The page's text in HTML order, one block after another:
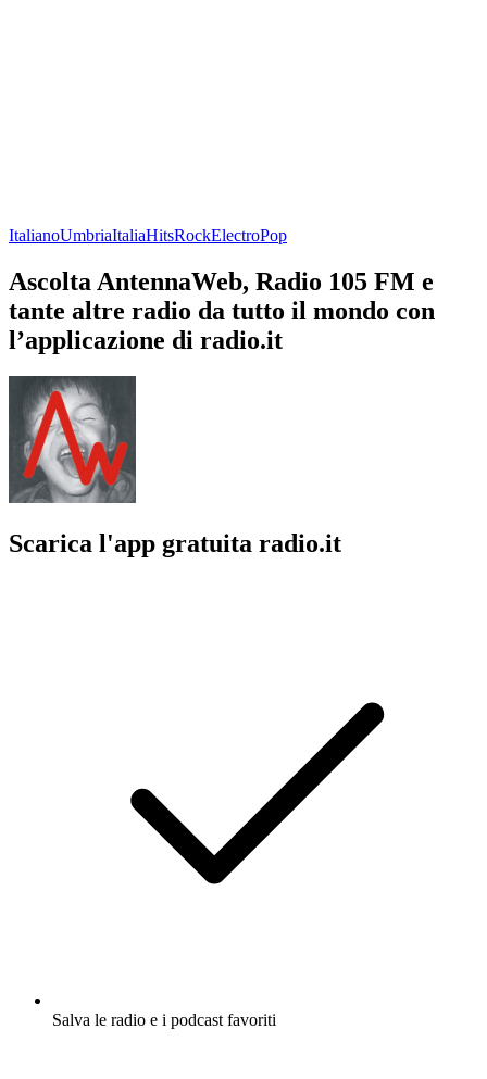
ItalianoUmbriaItaliaHitsRockElectroPop
Ascolta AntennaWeb, Radio 105 FM e
tante altre radio da tutto il mondo con
l’applicazione di radio.it
Scarica l'app gratuita radio.it
Salva le radio e i podcast favoriti